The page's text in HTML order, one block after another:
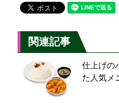
関連記事
仕上げの
た人気メ